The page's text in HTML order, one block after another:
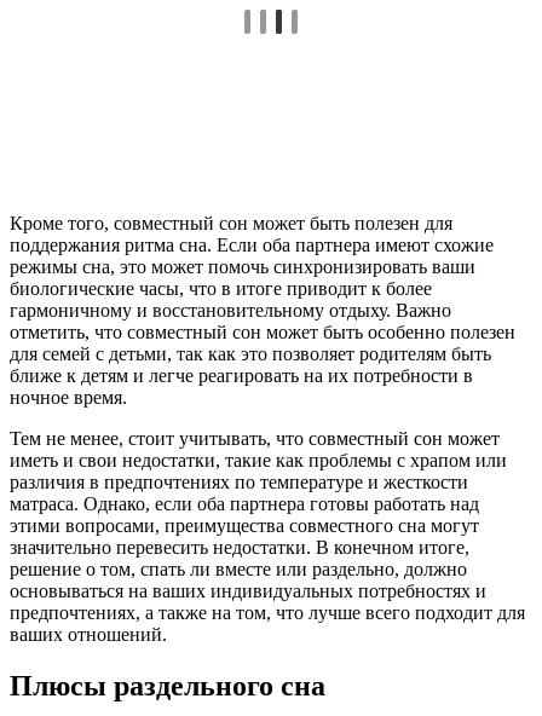
Кроме того, совместный сон может быть полезен для
поддержания ритма сна. Если оба партнера имеют схожие
режимы сна, это может помочь синхронизировать ваши
биологические часы, что в итоге приводит к более
гармоничному и восстановительному отдыху. Важно
отметить, что совместный сон может быть особенно полезен
для семей с детьми, так как это позволяет родителям быть
ближе к детям и легче реагировать на их потребности в
ночное время.
Тем не менее, стоит учитывать, что совместный сон может
иметь и свои недостатки, такие как проблемы с храпом или
различия в предпочтениях по температуре и жесткости
матраса. Однако, если оба партнера готовы работать над
этими вопросами, преимущества совместного сна могут
значительно перевесить недостатки. В конечном итоге,
решение о том, спать ли вместе или раздельно, должно
основываться на ваших индивидуальных потребностях и
предпочтениях, а также на том, что лучше всего подходит для
ваших отношений.
Плюсы раздельного сна